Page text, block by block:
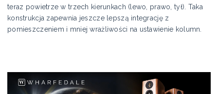
teraz powietrze w trzech kierunkach (lewo, prawo, tył). Taka
konstrukcja zapewnia jeszcze lepszą integrację z
pomieszczeniem i mniej wrażliwości na ustawienie kolumn.